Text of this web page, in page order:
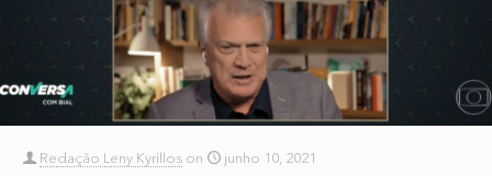
Redação Leny Kyrillos on
junho 10, 2021